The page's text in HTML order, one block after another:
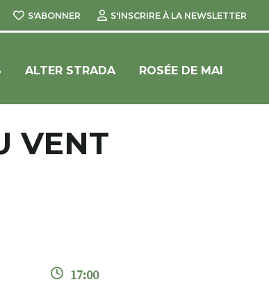
S'ABONNER S'INSCRIRE À LA NEWSLETTER
ALTER STRADA ROSÉE DE MAI
VENT
17:00